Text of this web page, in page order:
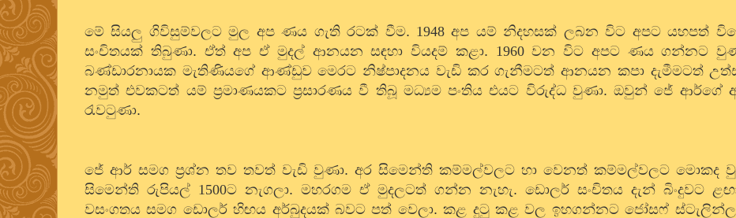
මේ සියලු ගිවිසුම්වලට මුල අප ණය ගැති රටක් වීම. 1948 අප යම් නිදහසක් ලබන විට අපට යහපත්
සංචිතයක් තිබුණා. ඒත් අප ඒ මුදල් ආනයන සඳහා වියදම් කළා. 1960වන විට අපට ණය ගන්නට
බණ්ඩාරනායක මැතිණියගේ ආණ්ඩුව මෙරට නිෂ්පාදනය වැඩි කර ගැනීමටත් ආනයන කපා දැමීමටත්
නමුත් එවකටත් යම් ප්‍රමාණයකට ප්‍රසාරණය වී තිබූ මධ්‍යම පංතිය එයට විරුද්ධ වුණා. ඔවුන් ජේ ආර්ගේ
රැවටුණා.
ජේ ආර් සමග ප්‍රශ්න තව තවත් වැඩි වුණා. අර සිමෙන්ති කම්මල්වලට හා වෙනත් කම්මල්වලට මොකද
සිමෙන්ති රුපියල් 1500ට නැගලා. මහරගම ඒ මුදලටත් ගන්න නැහැ. ඩොලර් සංචිතය දැන් බිංදුවට
වසංගතය සමග ඩොලර් හිඟය අර්බුදයක් බවට පත් වෙලා. කළ දුටු කළ වල ඉහගන්නට ජෝසෆ්